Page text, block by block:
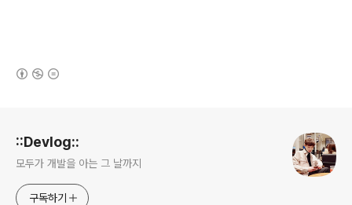
::Devlog::
모두가 개발을 아는 그 날까지
구독하기